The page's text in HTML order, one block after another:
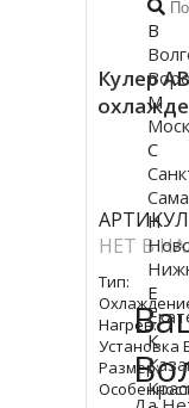
Кулер
НЕТ В
Тип:
Нагрев:
Установка
Размер:
В
М
С
Н
Е
К